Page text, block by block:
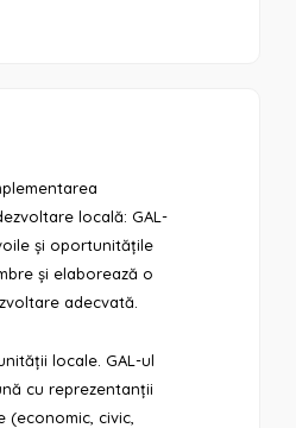
locală: GAL-
și oportunitățile
și elaborează o
adecvată.
locale. GAL-ul
cu reprezentanții
(economic, civic,